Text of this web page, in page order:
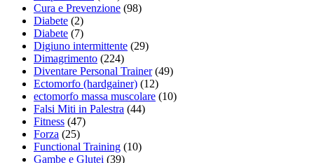
Cura e Prevenzione (98)
Diabete (2)
Diabete (7)
Digiuno intermittente (29)
Dimagrimento (224)
Diventare Personal Trainer(49)
Ectomorfo (hardgainer) (12)
ectomorfo massa muscolare (10)
Falsi Miti in Palestra (44)
Fitness (47)
Forza (25)
Functional Training (10)
Gambe e Glutei (39)